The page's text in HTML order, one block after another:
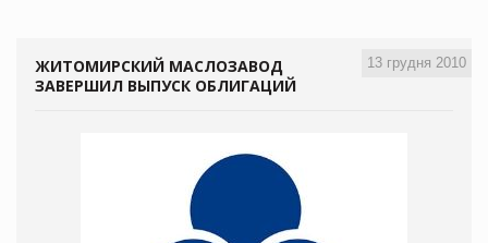
13 грудня 2010
ЖИТОМИРСКИЙ МАСЛОЗАВОД
ЗАВЕРШИЛ ВЫПУСК ОБЛИГАЦИЙ